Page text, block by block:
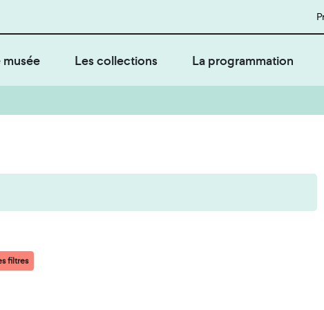
musée Les collections La programmation
filtres